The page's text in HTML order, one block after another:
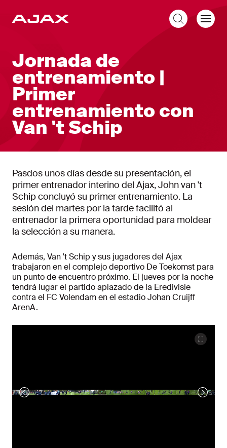
Jornada de
entrenamiento |
Primer
entrenamiento con
Van 't Schip
Pasdos unos días desde su presentación, el
primer entrenador interino del Ajax, John van 't
Schip concluyó su primer entrenamiento. La
sesión del martes por la tarde facilitó al
entrenador la primera oportunidad para moldear
la selección a su manera.
Además, Van 't Schip y sus jugadores del Ajax
trabajaron en el complejo deportivo De Toekomst para
un punto de encuentro próximo. El jueves por la noche
tendrá lugar el partido aplazado de la Eredivisie
contra el FC Volendam en el estadio Johan Cruijff
ArenA.